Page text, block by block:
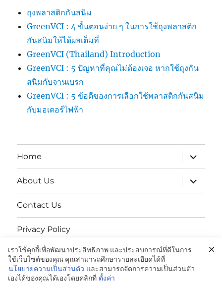
ถุงพลาสติกกันสนิม
GreenVCI : 4 ขั้นตอนง่าย ๆ ในการใช้ถุงพลาสติก
กันสนิมให้ได้ผลเต็มที่
GreenVCI (Thailand) Introduction
GreenVCI : 5 ปัญหาที่คุณไม่ต้องเจอ หากใช้ถุงกัน
สนิมกับจานเบรก
GreenVCI : 5 ข้อดีของการเลือกใช้พลาสติกกันสนิม
กับมอเตอร์ไฟฟ้า
Home
expand
child
menu
About Us
expand
child
menu
Contact Us
Privacy Policy
นโยบายความเป็นส่วนตัว
GREENVCi|ถุงพลาสติกป้องกันสนิม:081-042-4988
เราใช้คุกกี้เพื่อพัฒนาประสิทธิภาพ และประสบการณ์ที่ดีในการ
ใช้เว็บไซต์ของคุณ คุณสามารถศึกษารายละเอียดได้ที่
นโยบายความเป็นส่วนตัว และสามารถจัดการความเป็นส่วนตัว
เองได้ของคุณได้เองโดยคลิกที่ ตั้งค่า